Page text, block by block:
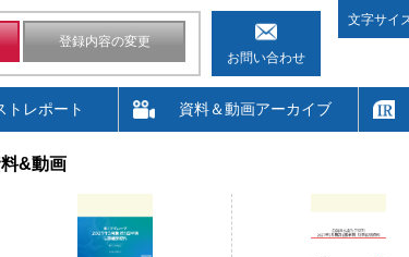
登録内容の変更
お問い合わせ
文字サイ
トレポート 資料＆動画アーカイブ
&動画